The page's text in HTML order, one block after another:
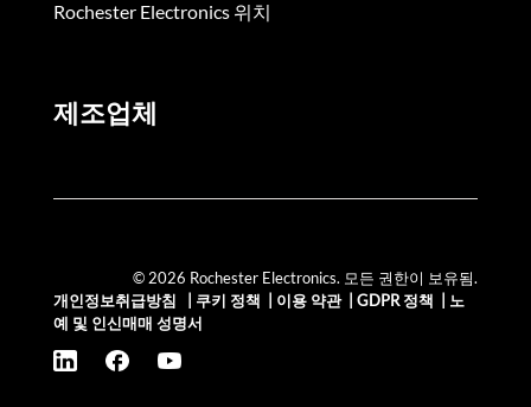
Rochester Electronics 위치
제조업체
© 2026 Rochester Electronics. 모든 권한이 보유됨.
개인정보취급방침
쿠키 정책 이용 약관| GDPR 정책
노
예 및 인신매매 성명서